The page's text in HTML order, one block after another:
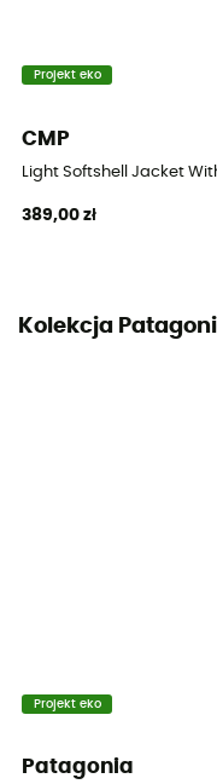
1 kieszeń na piersi
Materiały
100% polyester
Projekt eko
CMP
Light Softshell Jacket
389,00 zł
Kolekcja
Projekt eko
Patagonia